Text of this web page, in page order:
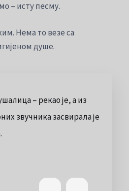
– исту песму.
Нема то везе са
душе.
– рекао је, а из
звучника засвирала је